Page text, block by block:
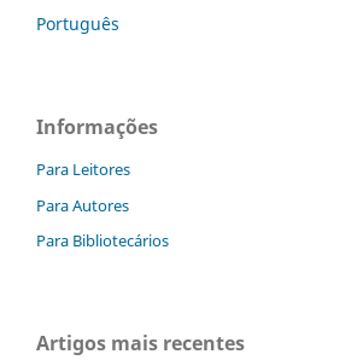
Português
Informações
Para Leitores
Para Autores
Para Bibliotecários
Artigos mais recentes